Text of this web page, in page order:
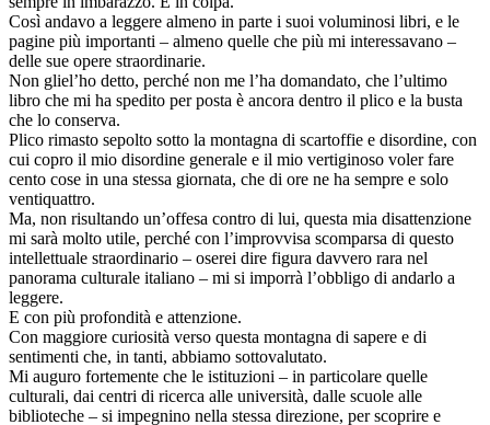
Così andavo a leggere almeno in parte i suoi voluminosi libri, e le
pagine più importanti – almeno quelle che più mi interessavano –
delle sue opere straordinarie.
Non gliel’ho detto, perché non me l’ha domandato, che l’ultimo
libro che mi ha spedito per posta è ancora dentro il plico e la busta
che lo conserva.
Plico rimasto sepolto sotto la montagna di scartoffie e disordine, con
cui copro il mio disordine generale e il mio vertiginoso voler fare
cento cose in una stessa giornata, che di ore ne ha sempre e solo
ventiquattro.
Ma, non risultando un’offesa contro di lui, questa mia disattenzione
mi sarà molto utile, perché con l’improvvisa scomparsa di questo
intellettuale straordinario – oserei dire figura davvero rara nel
panorama culturale italiano – mi si imporrà l’obbligo di andarlo a
leggere.
E con più profondità e attenzione.
Con maggiore curiosità verso questa montagna di sapere e di
sentimenti che, in tanti, abbiamo sottovalutato.
Mi auguro fortemente che le istituzioni – in particolare quelle
culturali, dai centri di ricerca alle università, dalle scuole alle
biblioteche – si impegnino nella stessa direzione, per scoprire e